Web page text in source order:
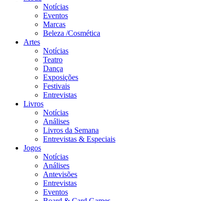
Notícias
Eventos
Marcas
Beleza /Cosmética
Artes
Notícias
Teatro
Dança
Exposições
Festivais
Entrevistas
Livros
Notícias
Análises
Livros da Semana
Entrevistas & Especiais
Jogos
Notícias
Análises
Antevisões
Entrevistas
Eventos